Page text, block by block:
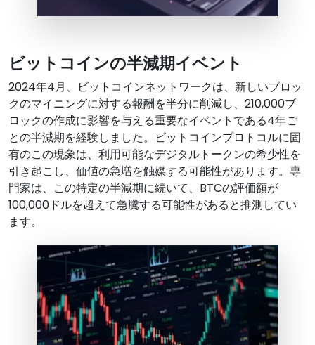
ビットコインの半減期イベント
2024年4月、ビットコインネットワークは、新しいブロッ
クのマイニングに対する報酬を半分に削減し、210,000ブ
ロックの作成に影響を与える重要なイベントである4年ご
との半減期を経験しました。ビットコインプロトコルに固
有のこの現象は、利用可能なデジタルトークンの希少性を
引き起こし、価値の急増を触媒する可能性があります。専
門家は、この特定の半減期に続いて、BTCの評価額が
100,000ドルを超えて急騰する可能性があると推測してい
ます。